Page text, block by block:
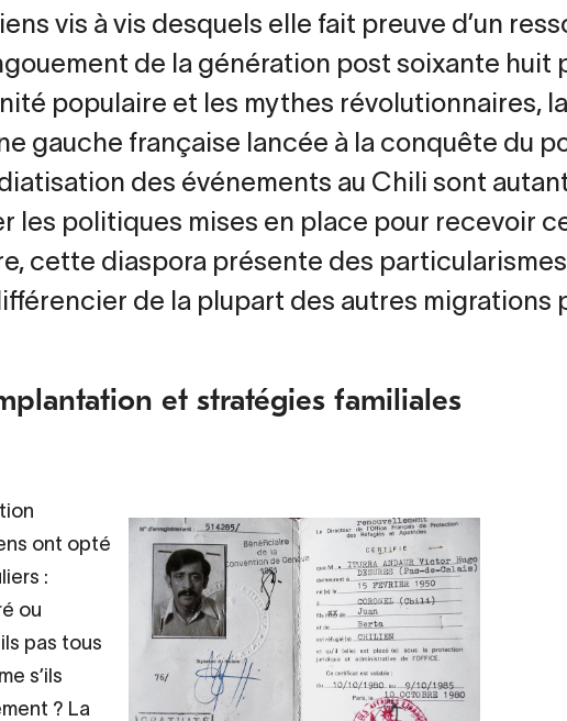
vis à vis desquels elle fait preuve d’un
de la génération post soixante huit
populaire et les mythes révolutionnaires, la
gauche française lancée à la conquête du
des événements au Chili sont
les politiques mises en place pour recevoir
cette diaspora présente des
de la plupart des autres migrations
et stratégies familiales
ont opté
:
ou
pas tous
s’ils
? La